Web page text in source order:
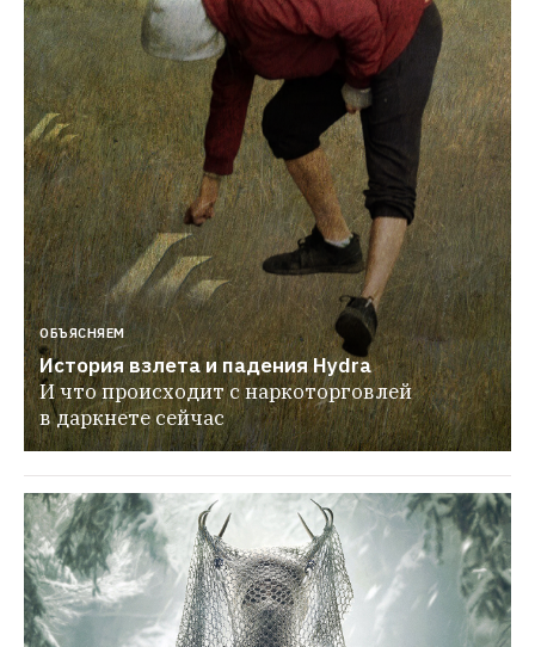
ОБЪЯСНЯЕМ
История взлета и падения Hydra
И что происходит с наркоторговлей
в даркнете сейчас